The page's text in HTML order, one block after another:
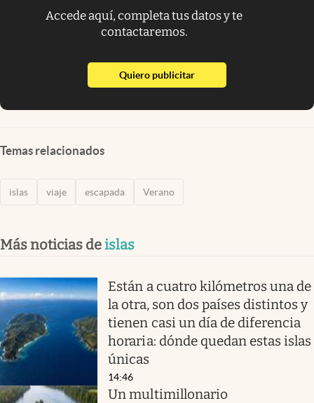
Accede aquí, completa tus datos y te
contactaremos.
Quiero publicitarabre en nueva pestaña
Temas relacionados
islas viaje escapada Verano
Más noticias deislas
Están a cuatro kilómetros una de
la otra, son dos países distintos y
tienen casi un día de diferencia
horaria: dónde quedan estas islas
únicas
14:46
Un multimillonario